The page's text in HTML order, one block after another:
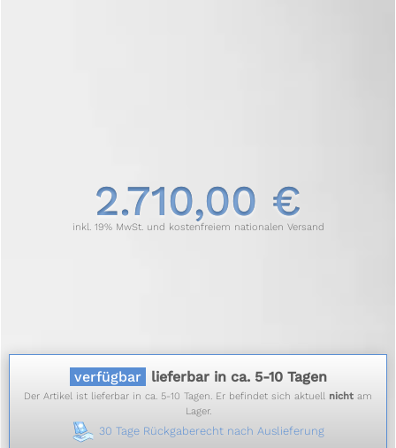
2.710,00 €
inkl. 19% MwSt. und kostenfreiem nationalen Versand
verfügbar lieferbar in ca. 5-10 Tagen
Der Artikel ist lieferbar in ca. 5-10 Tagen. Er befindet sich aktuell nicht am
Lager.
30 Tage Rückgaberecht nach Auslieferung